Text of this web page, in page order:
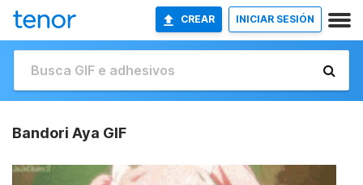
CREAR INICIAR SESIÓN
Bandori Aya GIF